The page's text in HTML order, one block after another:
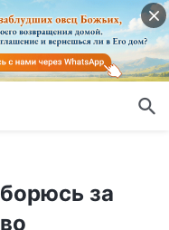
за